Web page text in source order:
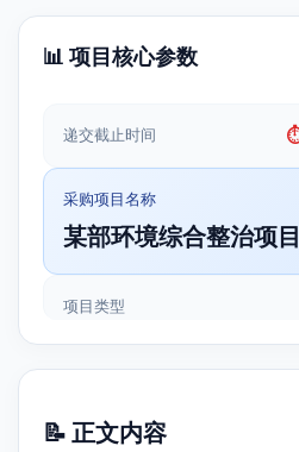
📊 项目核心参数
递交截止时间
采购项目名称
某部环境综合整治项
项目类型
📝 正文内容